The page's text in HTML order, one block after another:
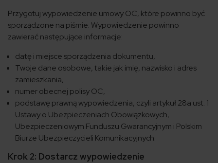
Przygotuj wypowiedzenie umowy OC, które powinno być
sporządzone na piśmie. Wypowiedzenie powinno
zawierać następujące informacje:
datę i miejsce sporządzenia dokumentu,
Twoje dane osobowe, takie jak imię, nazwisko i adres
zamieszkania,
numer obecnej polisy OC,
podstawę prawną wypowiedzenia, czyli artykuł 28a ust. 1
Ustawy o Ubezpieczeniach Obowiązkowych,
Ubezpieczeniowym Funduszu Gwarancyjnym i Polskim
Biurze Ubezpieczycieli Komunikacyjnych.
Krok 2: Dostarcz wypowiedzenie